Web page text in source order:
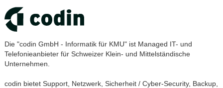
Die "codin GmbH - Informatik für KMU" ist Managed IT- und
Telefonieanbieter für Schweizer Klein- und Mittelständische
Unternehmen.
codin bietet Support, Netzwerk, Sicherheit / Cyber-Security, Backup,